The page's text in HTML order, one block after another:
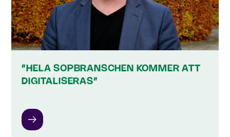
”HELA SOPBRANSCHEN KOMMER ATT
DIGITALISERAS”